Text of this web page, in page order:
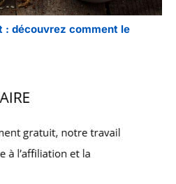
: découvrez comment le